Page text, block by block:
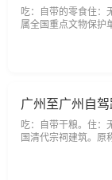
吃：自带的零食住：
属全国重点文物保护
间（公元824～859
广州至广州自
吃：自带干粮。住：
国清代宗祠建筑。原
8年中华人民共和国